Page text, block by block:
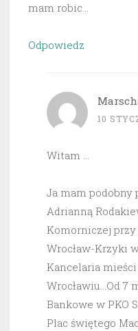
mam robic…
Odpowiedz
10
Witam …
Ja mam podobny
Adrianną
Komorniczej
Wrocław-Krzyki
Kancelaria
Wrocławiu…Od 7
Bankowe w PKO
Plac świętego